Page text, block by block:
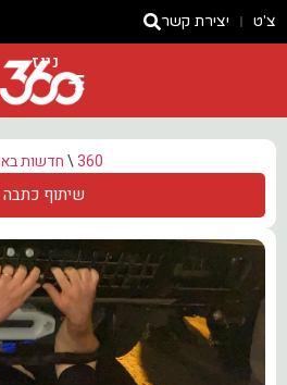
צ'ט יצירת קשר
ניוז
360
\חדשות
שיתוף כתבה